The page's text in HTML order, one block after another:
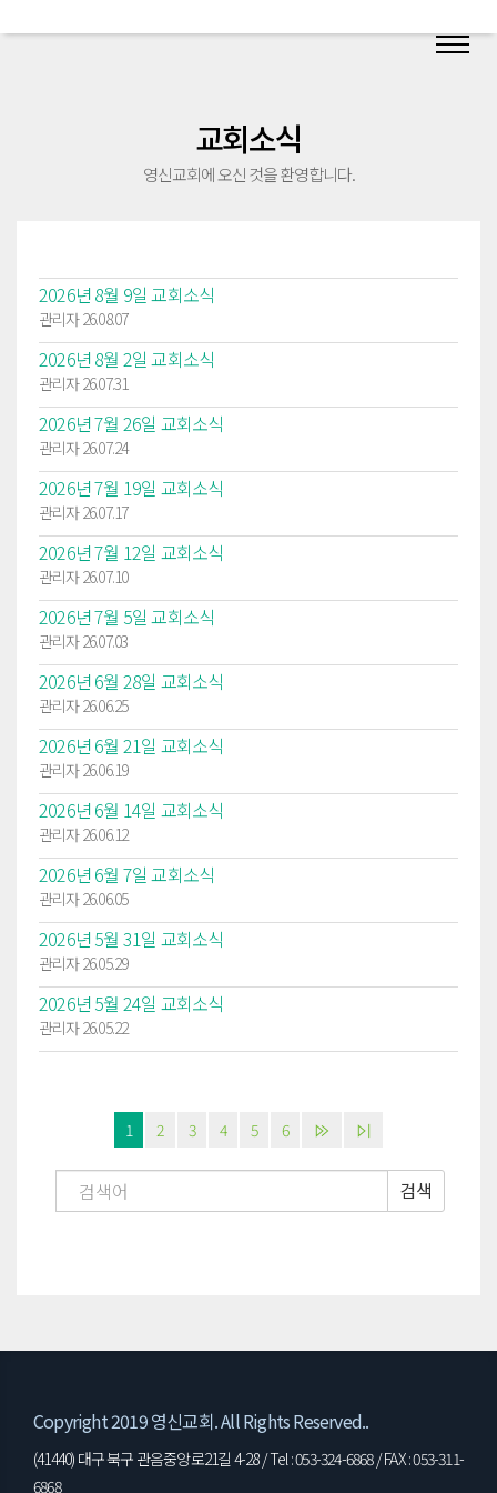
교회소식
영신교회에 오신 것을 환영합니다.
2026년 8월 9일 교회소식
관리자 26.08.07
2026년 8월 2일 교회소식
관리자 26.07.31
2026년 7월 26일 교회소식
관리자 26.07.24
2026년 7월 19일 교회소식
관리자 26.07.17
2026년 7월 12일 교회소식
관리자 26.07.10
2026년 7월 5일 교회소식
관리자 26.07.03
2026년 6월 28일 교회소식
관리자 26.06.25
2026년 6월 21일 교회소식
관리자 26.06.19
2026년 6월 14일 교회소식
관리자 26.06.12
2026년 6월 7일 교회소식
관리자 26.06.05
2026년 5월 31일 교회소식
관리자 26.05.29
2026년 5월 24일 교회소식
관리자 26.05.22
1 2 3 4 5 6
검색
Copyright 2019 영신교회. All Rights Reserved..
(41440) 대구 북구 관음중앙로21길 4-28 / Tel : 053-324-6868 / FAX : 053-311-
6868